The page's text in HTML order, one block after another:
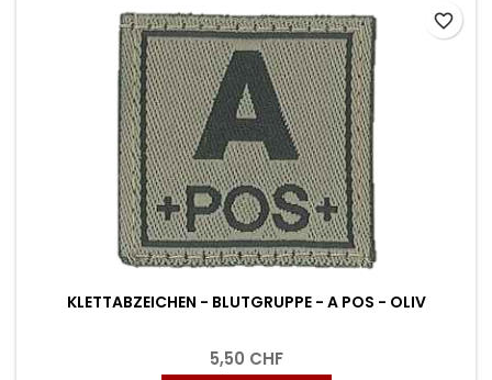
KLETTABZEICHEN - BLUTGRUPPE - A POS - OLIV
5,50 CHF
favorite_border